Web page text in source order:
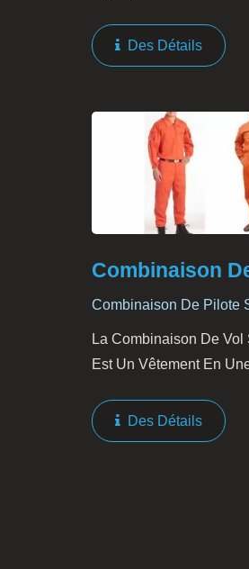
Pétrochimique,
L'industrie...
Des Détails
Combinaison
Combinaison De Pilote
La Combinaison De
Est Un Vêtement En
Respirant Pour Une
Notre Combinaison De
Des Détails